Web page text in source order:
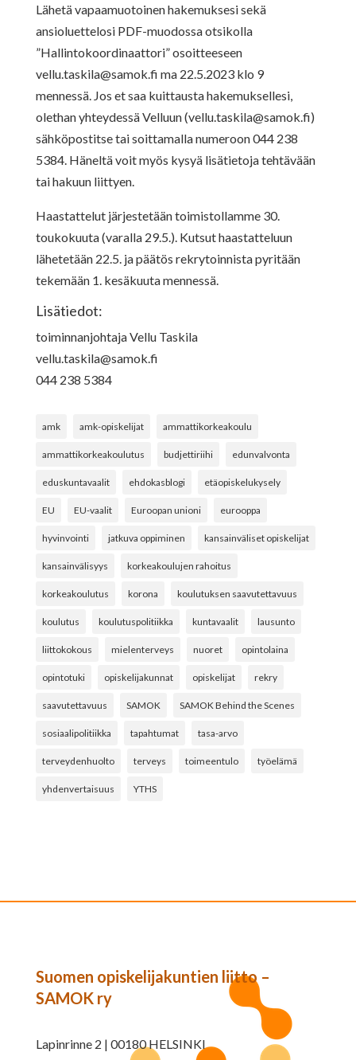
Lähetä vapaamuotoinen hakemuksesi sekä
ansioluettelosi PDF-muodossa otsikolla
”Hallintokoordinaattori” osoitteeseen
vellu.taskila@samok.fi ma 22.5.2023 klo 9
mennessä. Jos et saa kuittausta hakemuksellesi,
olethan yhteydessä Velluun (vellu.taskila@samok.fi)
sähköpostitse tai soittamalla numeroon 044 238
5384. Häneltä voit myös kysyä lisätietoja tehtävään
tai hakuun liittyen.
Haastattelut järjestetään toimistollamme 30.
toukokuuta (varalla 29.5.). Kutsut haastatteluun
lähetetään 22.5. ja päätös rekrytoinnista pyritään
tekemään 1. kesäkuuta mennessä.
Lisätiedot:
toiminnanjohtaja Vellu Taskila
vellu.taskila@samok.fi
044 238 5384
amk amk-opiskelijat ammattikorkeakoulu
ammattikorkeakoulutus budjettiriihi edunvalvonta
eduskuntavaalit ehdokasblogi etäopiskelukysely
EU EU-vaalit Euroopan unioni eurooppa
hyvinvointi jatkuva oppiminen kansainväliset opiskelijat
kansainvälisyys korkeakoulujen rahoitus
korkeakoulutus korona koulutuksen saavutettavuus
koulutus koulutuspolitiikka kuntavaalit lausunto
liittokokous mielenterveys nuoret opintolaina
opintotuki opiskelijakunnat opiskelijat rekry
saavutettavuus SAMOK SAMOK Behind the Scenes
sosiaalipolitiikka tapahtumat tasa-arvo
terveydenhuolto terveys toimeentulo työelämä
yhdenvertaisuus YTHS
Suomen opiskelijakuntien liitto –
SAMOK ry
Lapinrinne 2 | 00180 HELSINKI